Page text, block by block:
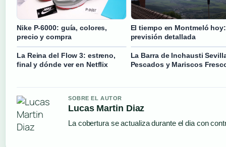
Nike P-6000: guía, colores,
precio y compra
El tiempo en Montmeló hoy:
previsión detallada
La Reina del Flow 3: estreno,
final y dónde ver en Netflix
La Barra de Inchausti
Pescados y Mariscos
SOBRE EL AUTOR
Lucas Martin Diaz
La cobertura se actualiza durante el dia con